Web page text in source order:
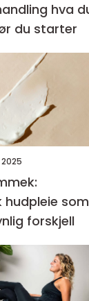
hva du
du starter
hudpleie som
forskjell